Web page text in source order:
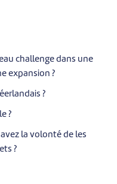
challenge dans une
expansion ?
?
?
la volonté de les
?